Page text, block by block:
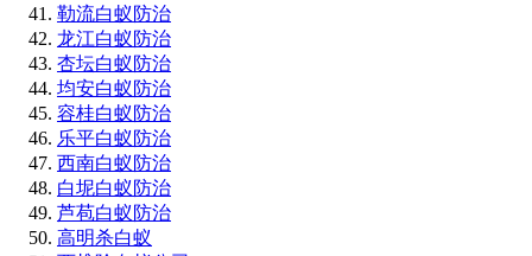
勒流白蚁防治
龙江白蚁防治
杏坛白蚁防治
均安白蚁防治
容桂白蚁防治
乐平白蚁防治
西南白蚁防治
白坭白蚁防治
芦苞白蚁防治
高明杀白蚁